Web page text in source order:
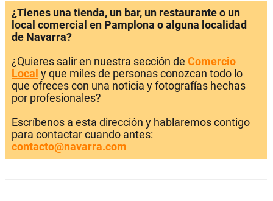
¿Tienes una tienda, un bar, un restaurante o un
local comercial en Pamplona o alguna localidad
de Navarra?
¿Quieres salir en nuestra sección de Comercio
Local y que miles de personas conozcan todo lo
que ofreces con una noticia y fotografías hechas
por profesionales?
Escríbenos a esta dirección y hablaremos contigo
para contactar cuando antes:
contacto@navarra.com